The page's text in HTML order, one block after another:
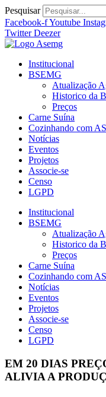
Ir
para
o
conteúdo
Pesquisar
Facebook-fYoutube
Twitter Deezer
Institucional
BSEMG
Atualização
Historico da
Preços
Carne Suína
Cozinhando com
Notícias
Eventos
Projetos
Associe-se
Censo
LGPD
Institucional
BSEMG
Atualização
Historico da
Preços
Carne Suína
Cozinhando com
Notícias
Eventos
Projetos
Associe-se
Censo
LGPD
EM 20 DIAS
ALIVIA A